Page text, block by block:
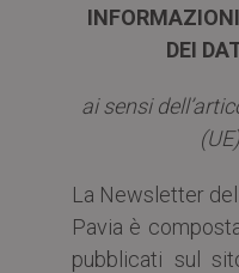
DEI
ai sensi
La Newsletter
Pavia è
pubblicati sul